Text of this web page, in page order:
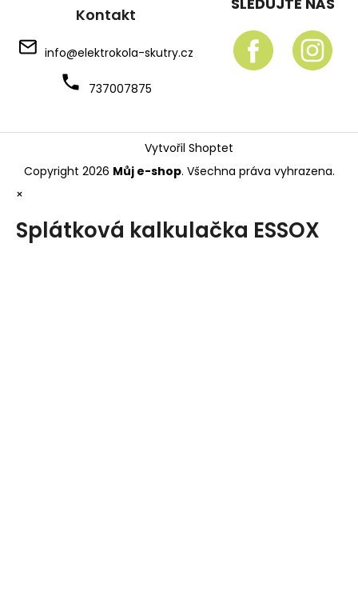
Kontakt
info@elektrokola-skutry.cz
737007875
Vytvořil Shoptet
Copyright 2026 Můj e-shop. Všechna práva vyhrazena.
×
Splátková kalkulačka ESSOX